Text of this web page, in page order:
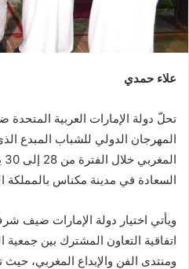
علاء حمدي
تحلّ دولة الإمارات العربية
المهرجان الدولي للشباب المبدع
السعادة في مدينة مكناس بالمملكة
اتفاقية التعاون المشترك بين جمعية
ومنتدى الفن والإبداع المغربي، حيث